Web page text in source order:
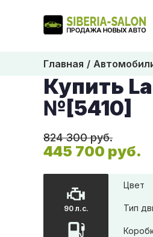
Главная
Купить
№[5410]
824 300 руб.
445 700 руб.
90 л.с.
Цвет
Тип